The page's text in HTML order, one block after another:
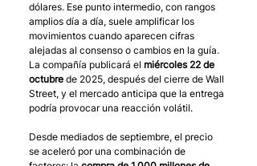
dólares. Ese punto intermedio, con rangos
amplios día a día, suele amplificar los
movimientos cuando aparecen cifras
alejadas al consenso o cambios en la guía.
La compañía publicará el miércoles 22 de
octubre de 2025, después del cierre de Wall
Street, y el mercado anticipa que la entrega
podría provocar una reacción volátil.
Desde mediados de septiembre, el precio
se aceleró por una combinación de